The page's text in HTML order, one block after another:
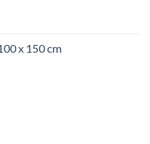
x 150 cm